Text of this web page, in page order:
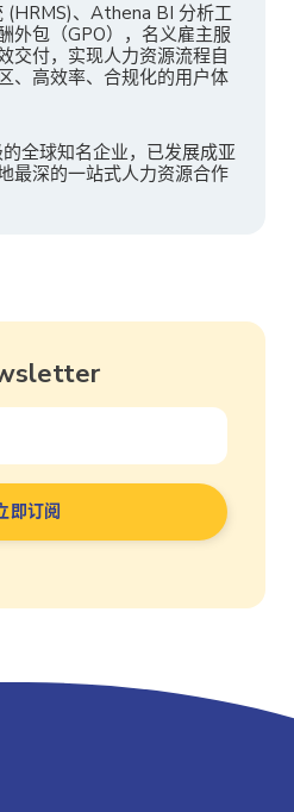
(HRMS)、Athena BI 分析工
外包（GPO），名义雇主服
交付，实现人力资源流程自
、高效率、合规化的用户体
全球知名企业，已发展成亚
最深的一站式人力资源合作